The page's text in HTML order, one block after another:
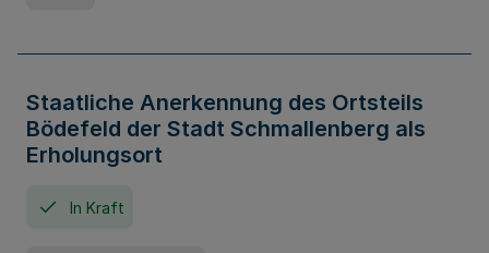
Staatliche Anerkennung des Ortsteils
Bödefeld der Stadt Schmallenberg als
Erholungsort
In Kraft